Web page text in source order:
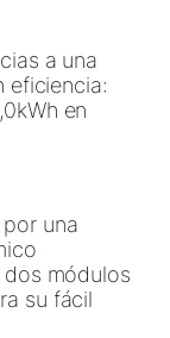
a una
eficiencia:
en
una
módulos
su fácil